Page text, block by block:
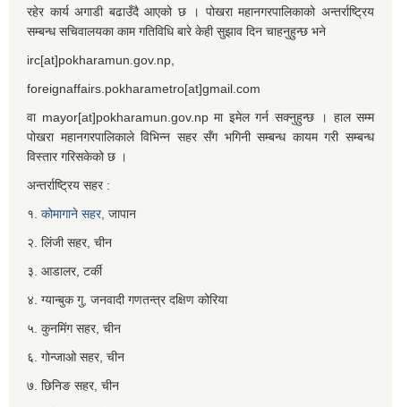
रहेर कार्य अगाडी बढाउँदै आएको छ । पोखरा महानगरपालिकाको अन्तर्राष्ट्रिय
सम्बन्ध सचिवालयका काम गतिविधि बारे केही सुझाव दिन चाहनुहुन्छ भने
irc[at]pokharamun.gov.np,
foreignaffairs.pokharametro[at]gmail.com
वा mayor[at]pokharamun.gov.np मा इमेल गर्न सक्नुहुन्छ । हाल सम्म
पोखरा महानगरपालिकाले विभिन्न सहर सँग भगिनी सम्बन्ध कायम गरी सम्बन्ध
विस्तार गरिसकेको छ ।
अन्तर्राष्ट्रिय सहर :
१. कोमागाने सहर, जापान
२. लिंजी सहर, चीन
३. आडालर, टर्की
४. ग्यान्बुक गु, जनवादी गणतन्त्र दक्षिण कोरिया
५. कुनमिंग सहर, चीन
६. गोन्जाओ सहर, चीन
७. छिनिङ सहर, चीन